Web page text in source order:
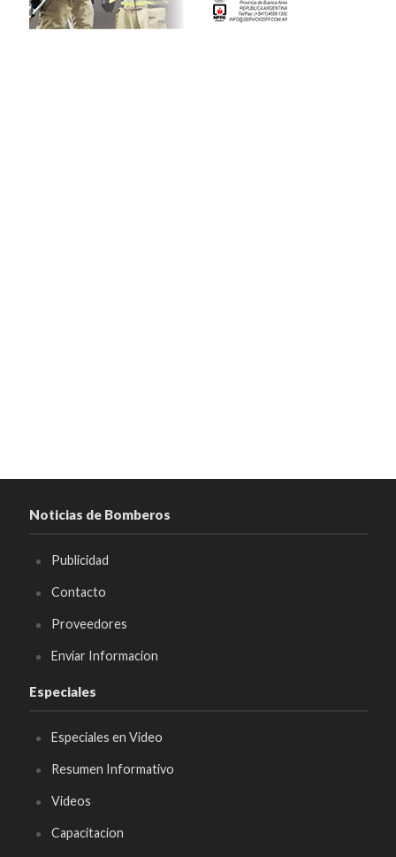
Noticias de Bomberos
Publicidad
Contacto
Proveedores
Enviar Informacion
Especiales
Especiales en Video
Resumen Informativo
Videos
Capacitacion